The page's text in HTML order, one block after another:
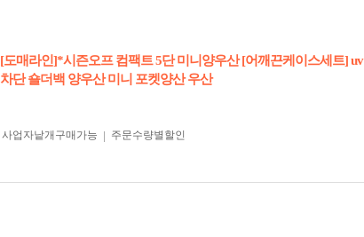
[도매라인]*시즌오프 컴팩트 5단 미니양우산 [어깨끈케이스세트] uv
차단 숄더백 양우산 미니 포켓양산 우산
사업자 낱개구매가능
주문수량별할인